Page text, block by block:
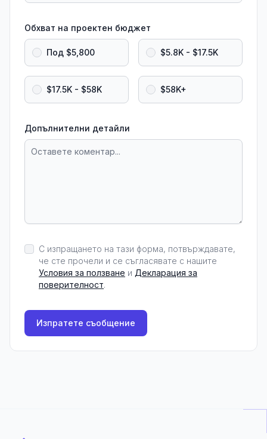
Обхват на проектен бюджет
Под $5,800 $5.8K - $17.5K
$17.5K - $58K $58K+
Допълнителни детайли
С изпращането на тази форма, потвърждавате,
че сте прочели и се съгласявате с нашите
Условия за ползване и Декларация за
поверителност.
Изпратете съобщение